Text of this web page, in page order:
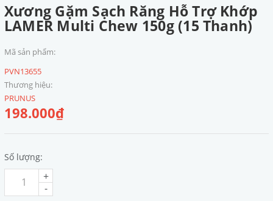
Xương Gặm Sạch Răng Hỗ Trợ Khớp
LAMER Multi Chew 150g (15 Thanh)
Mã sản phẩm:
PVN13655
Thương hiệu:
PRUNUS
198.000₫
Số lượng:
-
+